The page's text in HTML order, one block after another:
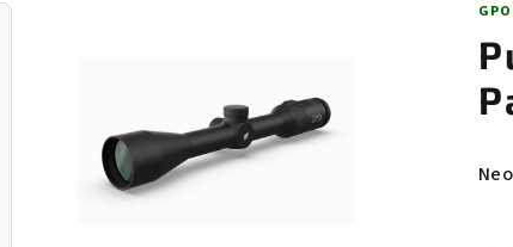
GPO